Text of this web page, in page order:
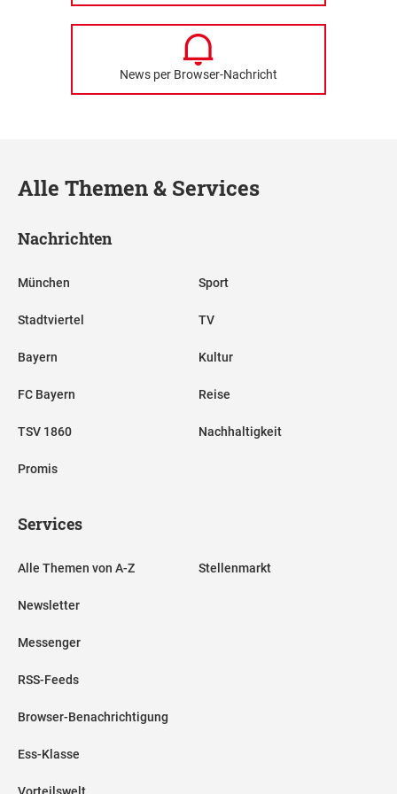
News per Browser-Nachricht
Alle Themen & Services
Nachrichten
München
Stadtviertel
Bayern
FC Bayern
TSV 1860
Promis
Sport
TV
Kultur
Reise
Nachhaltigkeit
Services
Alle Themen von A-Z
Newsletter
Messenger
RSS-Feeds
Browser-Benachrichtigung
Ess-Klasse
Vorteilswelt
Stellenmarkt